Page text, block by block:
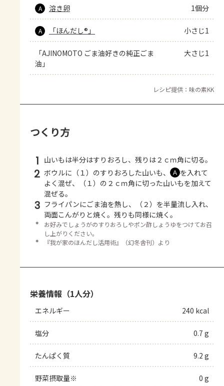
A 溶き卵 1個分
A 「ほんだし®」 小さじ1
「AJINOMOTO ごま油好きの純正ごま
油」
大さじ1
レシピ提供：味の素KK
つくり方
1 山いもは半分はすりおろし、残りは２ｃｍ角に切る。
2 ボウルに（１）のすりおろした山いも、 Ａ を入れて
よく混ぜ、（１）の２ｃｍ角に切った山いもを加えて
混ぜる。
3 フライパンにごま油を熱し、（２）を半量流し入れ、
両面こんがりと焼く。残りも同様に焼く。
＊
お好みでしょうがのすりおろしやポン酢しょうゆをつけてお召
し上がりください。
＊
『我が家のほんだし活用術』（幻冬舎刊）より
栄養情報（1人分）
エネルギー 240 kcal
塩分 0.7 g
たんぱく質 9.2 g
野菜摂取量※ 0 g